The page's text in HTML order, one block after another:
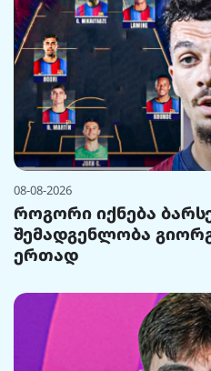
08-08-2026
როგორი იქნება
შემადგენლობა
ერთად